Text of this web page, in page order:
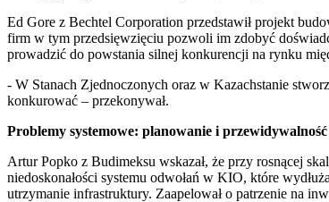
Ed Gore z Bechtel Corporation przedstawił projekt
firm w tym przedsięwzięciu pozwoli im zdobyć
prowadzić do powstania silnej konkurencji na rynku
- W Stanach Zjednoczonych oraz w Kazachstanie
konkurować – przekonywał.
Problemy systemowe: planowanie i przewidywalność
Artur Popko z Budimeksu wskazał, że przy rosnącej
niedoskonałości systemu odwołań w KIO, które
utrzymanie infrastruktury. Zaapelował o patrzenie na